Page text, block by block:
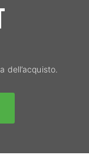
dell’acquisto.